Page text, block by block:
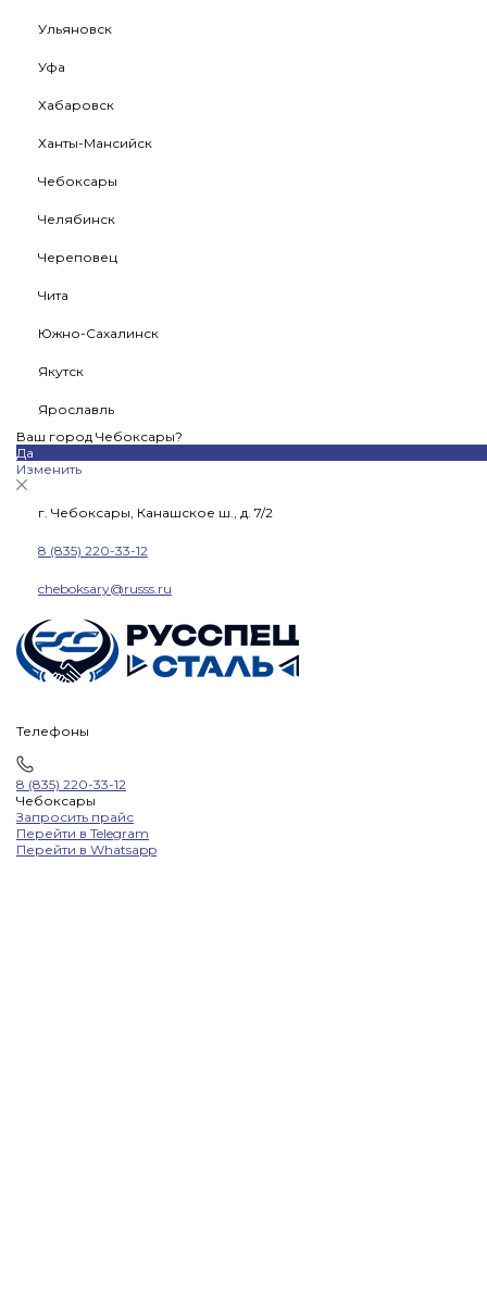
Ульяновск
Уфа
Хабаровск
Ханты-Мансийск
Чебоксары
Челябинск
Череповец
Чита
Южно-Сахалинск
Якутск
Ярославль
Ваш город Чебоксары?
Да
Изменить
г. Чебоксары, Канашское ш., д. 7/2
8 (835) 220-33-12
cheboksary@russs.ru
Телефоны
8 (835) 220-33-12
Чебоксары
Запросить прайс
Перейти в Telegram
Перейти в Whatsapp